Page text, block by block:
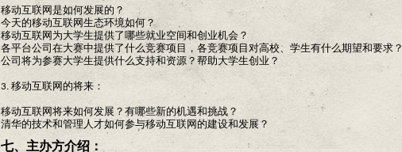
移动互联网是如何发展的？
今天的移动互联网生态环境如何？
移动互联网为大学生提供了哪些就业空间和创业机会？
各平台公司在大赛中提供了什么竞赛项目，各竞赛项目对高校、学生有什么期望和要求？
公司将为参赛大学生提供什么支持和资源？帮助大学生创业？
3. 移动互联网的将来：
移动互联网将来如何发展？有哪些新的机遇和挑战？
清华的技术和管理人才如何参与移动互联网的建设和发展？
七、主办方介绍：